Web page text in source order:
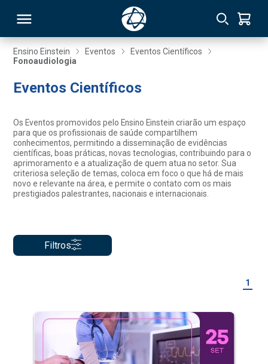
Ensino Einstein Eventos
Eventos Científicos
Fonoaudiologia
Eventos Científicos
Os Eventos promovidos pelo Ensino Einstein criarão um espaço
para que os profissionais de saúde compartilhem
conhecimentos, permitindo a disseminação de evidências
científicas, boas práticas, novas tecnologias, contribuindo para o
aprimoramento e a atualização de quem atua no setor. Sua
criteriosa seleção de temas, coloca em foco o que há de mais
novo e relevante na área, e permite o contato com os mais
prestigiados palestrantes, nacionais e internacionais.
Filtros
1